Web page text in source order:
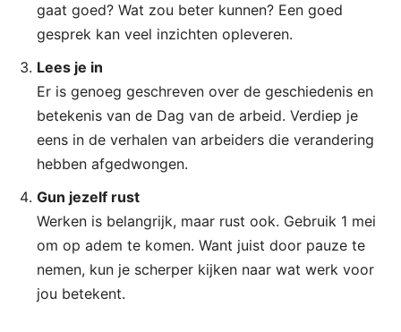
gaat goed? Wat zou beter kunnen? Een goed
gesprek kan veel inzichten opleveren.
Lees je in
Er is genoeg geschreven over de geschiedenis en
betekenis van de Dag van de arbeid. Verdiep je
eens in de verhalen van arbeiders die verandering
hebben afgedwongen.
Gun jezelf rust
Werken is belangrijk, maar rust ook. Gebruik 1 mei
om op adem te komen. Want juist door pauze te
nemen, kun je scherper kijken naar wat werk voor
jou betekent.